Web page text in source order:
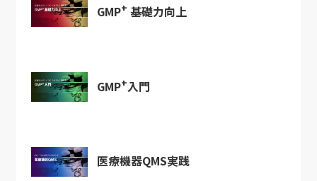
GMP+ 基礎力向上
GMP+入門
医療機器QMS実践